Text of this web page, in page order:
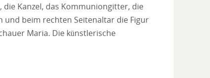
Kanzel, das Kommuniongitter, die
und beim rechten Seitenaltar die Figur
Maria. Die künstlerische